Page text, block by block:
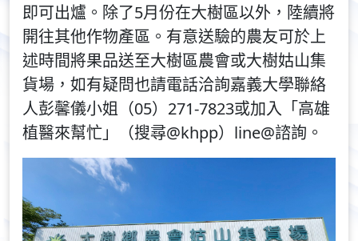
即可出爐。除了5月份在大樹區以外，陸續將
開往其他作物產區。有意送驗的農友可於上
述時間將果品送至大樹區農會或大樹姑山集
貨場，如有疑問也請電話洽詢嘉義大學聯絡
人彭馨儀小姐（05）271-7823或加入「高雄
植醫來幫忙」（搜尋@khpp）line@諮詢。